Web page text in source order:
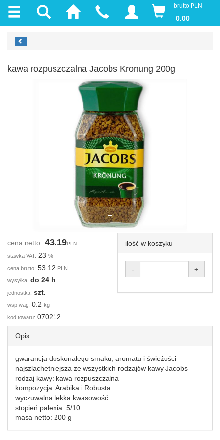
brutto PLN
0.00
kawa rozpuszczalna Jacobs Kronung 200g
cena netto: 43.19PLN
stawka VAT: 23 %
cena brutto: 53.12 PLN
wysyłka: do 24 h
jednostka: szt.
wsp wag: 0.2 kg
kod towaru: 070212
ilość w koszyku
- +
Opis
gwarancja doskonałego smaku, aromatu i świeżości
najszlachetniejsza ze wszystkich rodzajów kawy Jacobs
rodzaj kawy: kawa rozpuszczalna
kompozycja: Arabika i Robusta
wyczuwalna lekka kwasowość
stopień palenia: 5/10
masa netto: 200 g